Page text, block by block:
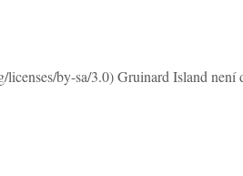
by-sa/3.0) Gruinard Island